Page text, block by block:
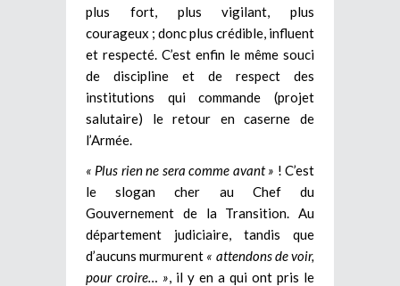
plus fort, plus vigilant, plus
courageux ; donc plus crédible, influent
et respecté. C’est enfin le même souci
de discipline et de respect des
institutions qui commande (projet
salutaire) le retour en caserne de
l’Armée.
« Plus rien ne sera comme avant » ! C’est
le slogan cher au Chef du
Gouvernement de la Transition. Au
département judiciaire, tandis que
d’aucuns murmurent « attendons de voir,
pour croire… » , il y en a qui ont pris le